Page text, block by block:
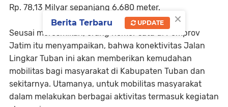
Rp. 78,13 Milyar sepanjang 6.680 meter.
Seusai meresmikan, orang nomor satu di Pemprov
Jatim itu menyampaikan, bahwa konektivitas Jalan
Lingkar Tuban ini akan memberikan kemudahan
mobilitas bagi masyarakat di Kabupaten Tuban dan
sekitarnya. Utamanya, untuk mobilitas masyarakat
dalam melakukan berbagai aktivitas termasuk kegiatan
×
Berita Terbaru UPDATE